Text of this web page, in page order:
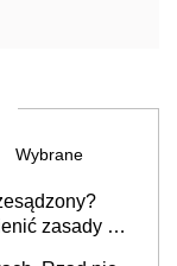
Wybrane
zasady gry